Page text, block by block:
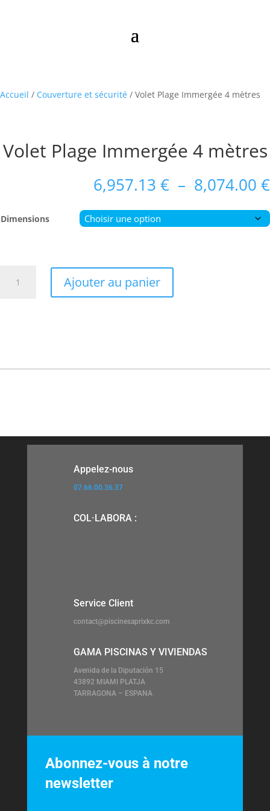
Accueil / Couverture et sécurité / Volet Plage Immergée 4 mètres
Volet Plage Immergée 4 mètres
6,957.13 € – 8,074.00 €
Dimensions
Ajouter au panier
Appelez-nous
07.66.00.36.37
COL·LABORA :
Service Client
contact@piscinesaprixkc.com
GAMA PISCINAS Y VIVIENDAS
Avenida de la Diputación 15
43892 MIAMI PLATJA
TARRAGONA – ESPANA
Abonnez-vous à notre
newsletter